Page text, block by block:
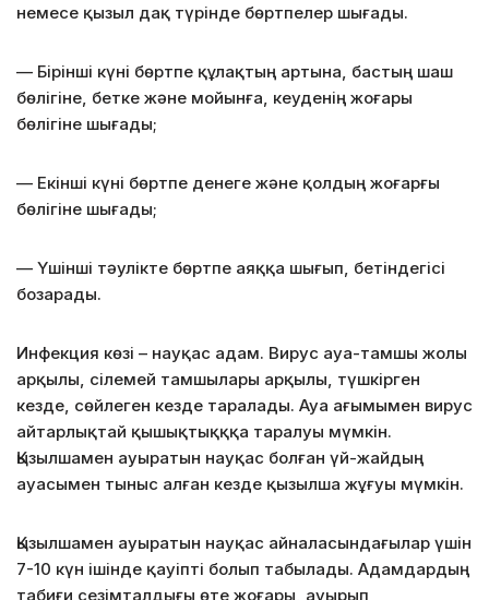
немесе қызыл дақ түрінде бөртпелер шығады.
— Бірінші күні бөртпе құлақтың артына, бастың шаш
бөлігіне, бетке және мойынға, кеуденің жоғары
бөлігіне шығады;
— Екінші күні бөртпе денеге және қолдың жоғарғы
бөлігіне шығады;
— Үшінші тәулікте бөртпе аяққа шығып, бетіндегісі
бозарады.
Инфекция көзі – науқас адам. Вирус ауа-тамшы жолы
арқылы, сілемей тамшылары арқылы, түшкірген
кезде, сөйлеген кезде таралады. Ауа ағымымен вирус
айтарлықтай қышықтықққа таралуы мүмкін.
Қызылшамен ауыратын науқас болған үй-жайдың
ауасымен тыныс алған кезде қызылша жұғуы мүмкін.
Қызылшамен ауыратын науқас айналасындағылар үшін
7-10 күн ішінде қауіпті болып табылады. Адамдардың
табиғи сезімталдығы өте жоғары, ауырып